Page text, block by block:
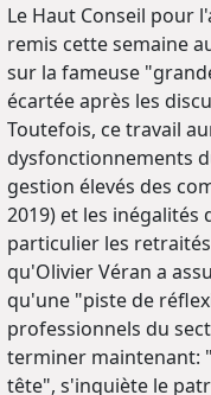
Le Haut Conseil pour
remis cette semaine
sur la fameuse
écartée après les
Toutefois, ce travail
dysfonctionnements
gestion élevés des
2019) et les inégalités
particulier les
qu'Olivier Véran a
qu'une "piste de
professionnels du
terminer maintenant:
tête", s'inquiète le